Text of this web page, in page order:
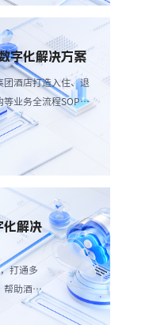
字化解决方案
团酒店打造入住、退
等业务全流程SOP解
作流程、减少人工
化解决
打通多
帮助酒店
更愉悦服